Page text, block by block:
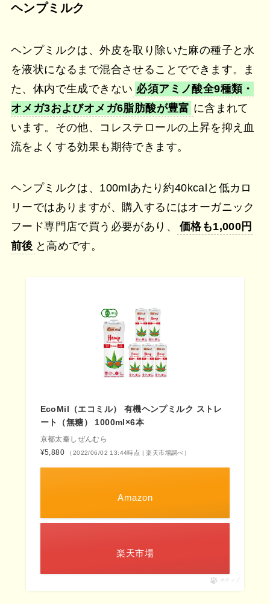
ヘンプミルク
ヘンプミルクは、外皮を取り除いた麻の種子と水
を液状になるまで混合させることでできます。ま
た、体内で生成できない 必須アミノ酸全9種類・
オメガ3およびオメガ6脂肪酸が豊富 に含まれて
います。その他、コレステロールの上昇を抑え血
流をよくする効果も期待できます。
ヘンプミルクは、100mlあたり約40kcalと低カロ
リーではありますが、購入するにはオーガニック
フード専門店で買う必要があり、
価格も1,000円
前後 と高めです。
EcoMil（エコミル） 有機ヘンプミルク ストレ
ート（無糖） 1000ml×6本
京都太秦しぜんむら
¥5,880
（2022/06/02 13:44時点 | 楽天市場調べ）
Amazon
楽天市場
ポチップ